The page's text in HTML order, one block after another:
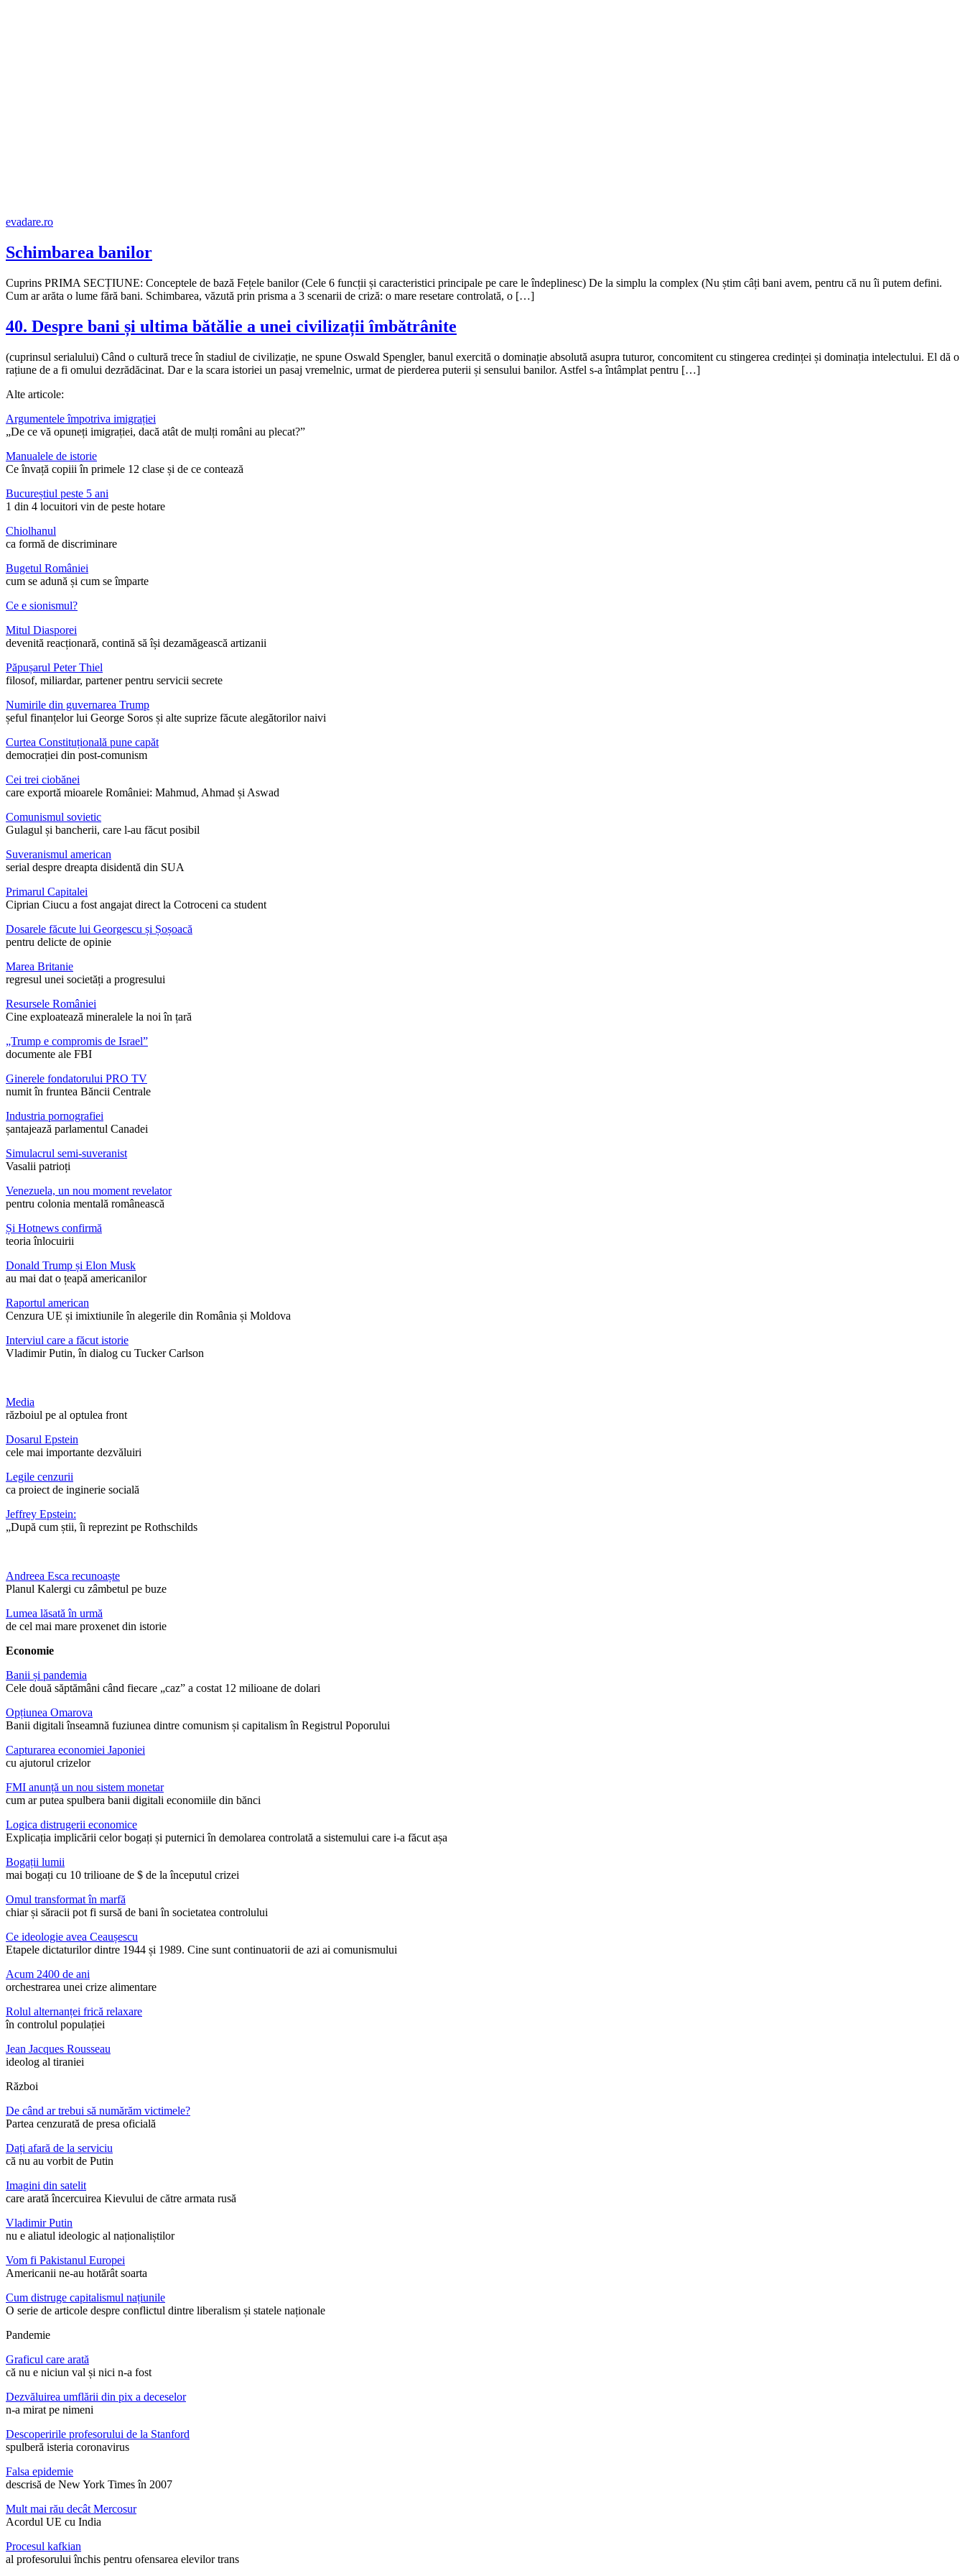
evadare.ro
Schimbarea banilor
Cuprins PRIMA SECȚIUNE: Conceptele de bază Fețele banilor (Cele 6 funcții și caracteristici principale pe care le îndeplinesc) De la simplu la complex (Nu știm câți bani avem, pentru că nu îi putem defini.
Cum ar arăta o lume fără bani. Schimbarea, văzută prin prisma a 3 scenarii de criză: o mare resetare controlată, o […]
40. Despre bani și ultima bătălie a unei civilizații îmbătrânite
(cuprinsul serialului) Când o cultură trece în stadiul de civilizație, ne spune Oswald Spengler, banul exercită o dominație absolută asupra tuturor, concomitent cu stingerea credinței și dominația intelectului. El dă o
rațiune de a fi omului dezrădăcinat. Dar e la scara istoriei un pasaj vremelnic, urmat de pierderea puterii și sensului banilor. Astfel s-a întâmplat pentru […]
Alte articole:
Argumentele împotriva imigrației
„De ce vă opuneți imigrației, dacă atât de mulți români au plecat?”
Manualele de istorie
Ce învață copiii în primele 12 clase și de ce contează
Bucureștiul peste 5 ani
1 din 4 locuitori vin de peste hotare
Chiolhanul
ca formă de discriminare
Bugetul României
cum se adună și cum se împarte
Ce e sionismul?
Mitul Diasporei
devenită reacționară, contină să își dezamăgească artizanii
Păpușarul Peter Thiel
filosof, miliardar, partener pentru servicii secrete
Numirile din guvernarea Trump
șeful finanțelor lui George Soros și alte suprize făcute alegătorilor naivi
Curtea Constituțională pune capăt
democrației din post-comunism
Cei trei ciobănei
care exportă mioarele României: Mahmud, Ahmad și Aswad
Comunismul sovietic
Gulagul și bancherii, care l-au făcut posibil
Suveranismul american
serial despre dreapta disidentă din SUA
Primarul Capitalei
Ciprian Ciucu a fost angajat direct la Cotroceni ca student
Dosarele făcute lui Georgescu și Șoșoacă
pentru delicte de opinie
Marea Britanie
regresul unei societăți a progresului
Resursele României
Cine exploatează mineralele la noi în țară
„Trump e compromis de Israel”
documente ale FBI
Ginerele fondatorului PRO TV
numit în fruntea Băncii Centrale
Industria pornografiei
șantajează parlamentul Canadei
Simulacrul semi-suveranist
Vasalii patrioți
Venezuela, un nou moment revelator
pentru colonia mentală românească
Și Hotnews confirmă
teoria înlocuirii
Donald Trump și Elon Musk
au mai dat o țeapă americanilor
Raportul american
Cenzura UE și imixtiunile în alegerile din România și Moldova
Interviul care a făcut istorie
Vladimir Putin, în dialog cu Tucker Carlson
Media
războiul pe al optulea front
Dosarul Epstein
cele mai importante dezvăluiri
Legile cenzurii
ca proiect de inginerie socială
Jeffrey Epstein:
„După cum știi, îi reprezint pe Rothschilds
Andreea Esca recunoaște
Planul Kalergi cu zâmbetul pe buze
Lumea lăsată în urmă
de cel mai mare proxenet din istorie
Economie
Banii și pandemia
Cele două săptămâni când fiecare „caz” a costat 12 milioane de dolari
Opțiunea Omarova
Banii digitali înseamnă fuziunea dintre comunism și capitalism în Registrul Poporului
Capturarea economiei Japoniei
cu ajutorul crizelor
FMI anunță un nou sistem monetar
cum ar putea spulbera banii digitali economiile din bănci
Logica distrugerii economice
Explicația implicării celor bogați și puternici în demolarea controlată a sistemului care i-a făcut așa
Bogații lumii
mai bogați cu 10 trilioane de $ de la începutul crizei
Omul transformat în marfă
chiar și săracii pot fi sursă de bani în societatea controlului
Ce ideologie avea Ceaușescu
Etapele dictaturilor dintre 1944 și 1989. Cine sunt continuatorii de azi ai comunismului
Acum 2400 de ani
orchestrarea unei crize alimentare
Rolul alternanței frică relaxare
în controlul populației
Jean Jacques Rousseau
ideolog al tiraniei
Război
De când ar trebui să numărăm victimele?
Partea cenzurată de presa oficială
Dați afară de la serviciu
că nu au vorbit de Putin
Imagini din satelit
care arată încercuirea Kievului de către armata rusă
Vladimir Putin
nu e aliatul ideologic al naționaliștilor
Vom fi Pakistanul Europei
Americanii ne-au hotărât soarta
Cum distruge capitalismul națiunile
O serie de articole despre conflictul dintre liberalism și statele naționale
Pandemie
Graficul care arată
că nu e niciun val și nici n-a fost
Dezvăluirea umflării din pix a deceselor
n-a mirat pe nimeni
Descoperirile profesorului de la Stanford
spulberă isteria coronavirus
Falsa epidemie
descrisă de New York Times în 2007
Mult mai rău decât Mercosur
Acordul UE cu India
Procesul kafkian
al profesorului închis pentru ofensarea elevilor trans